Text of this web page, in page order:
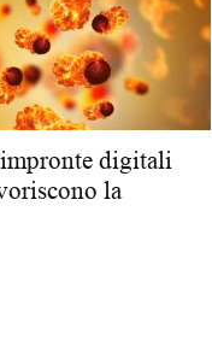
dei
digitali
la